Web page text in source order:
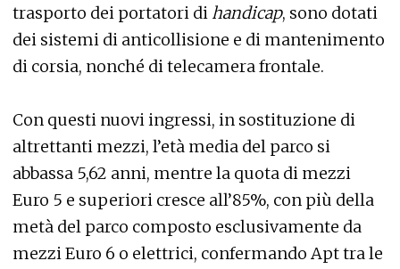
trasporto dei portatori di handicap, sono dotati
dei sistemi di anticollisione e di mantenimento
di corsia, nonché di telecamera frontale.
Con questi nuovi ingressi, in sostituzione di
altrettanti mezzi, l’età media del parco si
abbassa 5,62 anni, mentre la quota di mezzi
Euro 5 e superiori cresce all’85%, con più della
metà del parco composto esclusivamente da
mezzi Euro 6 o elettrici, confermando Apt tra le